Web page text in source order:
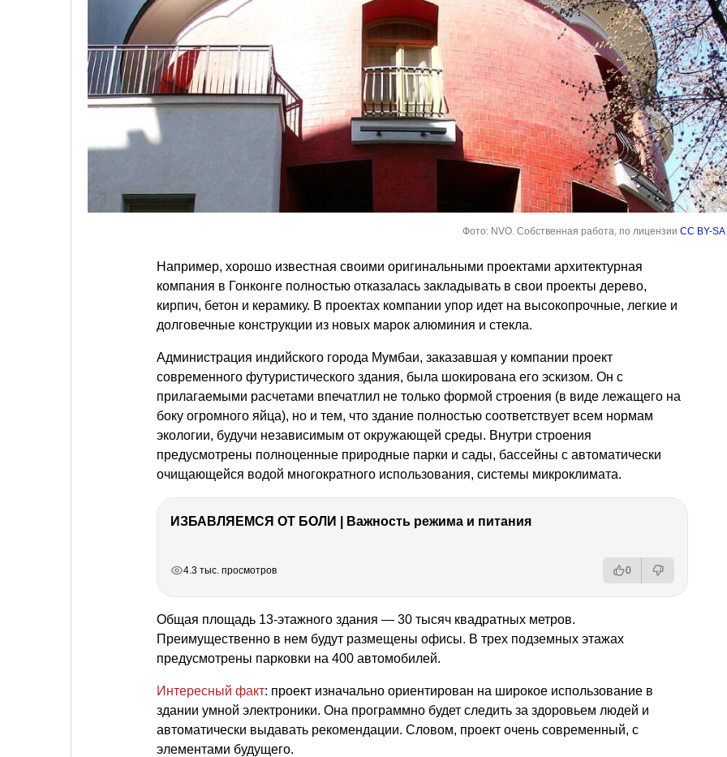
Фото: NVO. Собственная работа, по лицензии CC BY-SA
Например, хорошо известная своими оригинальными проектами архитектурная
компания в Гонконге полностью отказалась закладывать в свои проекты дерево,
кирпич, бетон и керамику. В проектах компании упор идет на высокопрочные, легкие и
долговечные конструкции из новых марок алюминия и стекла.
Администрация индийского города Мумбаи, заказавшая у компании проект
современного футуристического здания, была шокирована его эскизом. Он с
прилагаемыми расчетами впечатлил не только формой строения (в виде лежащего на
боку огромного яйца), но и тем, что здание полностью соответствует всем нормам
экологии, будучи независимым от окружающей среды. Внутри строения
предусмотрены полноценные природные парки и сады, бассейны с автоматически
очищающейся водой многократного использования, системы микроклимата.
ИЗБАВЛЯЕМСЯ ОТ БОЛИ | Важность режима и питания
4.3 тыс. просмотров 0
Общая площадь 13-этажного здания — 30 тысяч квадратных метров.
Преимущественно в нем будут размещены офисы. В трех подземных этажах
предусмотрены парковки на 400 автомобилей.
Интересный факт: проект изначально ориентирован на широкое использование в
здании умной электроники. Она программно будет следить за здоровьем людей и
автоматически выдавать рекомендации. Словом, проект очень современный, с
элементами будущего.